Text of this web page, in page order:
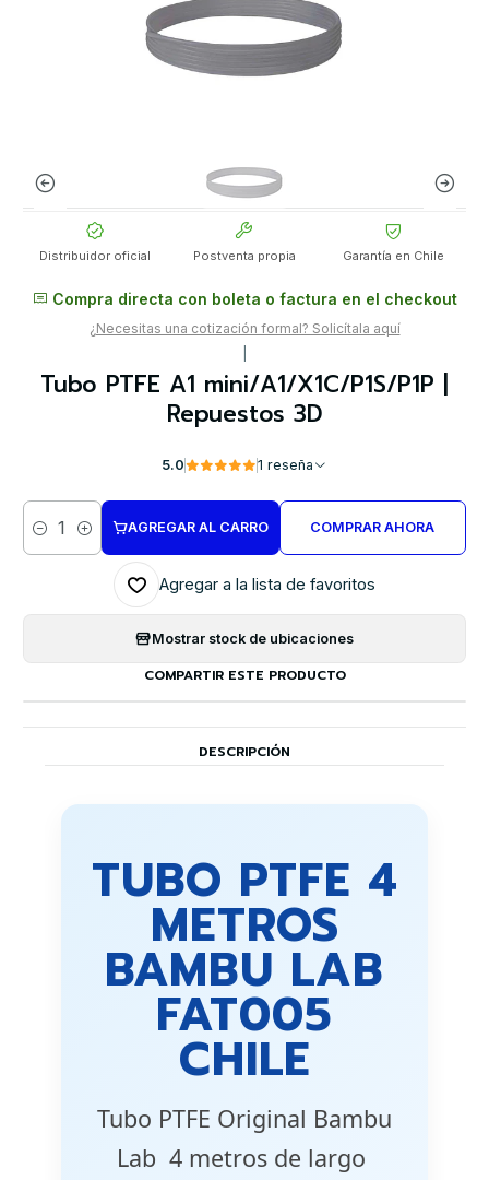
Distribuidor oficial Postventa propia Garantía en Chile
Compra directa con boleta o factura en el checkout
¿Necesitas una cotización formal? Solicítala aquí
Tubo PTFE A1 mini/A1/X1C/P1S/P1P |
Repuestos 3D
5.0 1 reseña
Cantidad
AGREGAR AL CARRO COMPRAR AHORA
Agregar a la lista de favoritos
Mostrar stock de ubicaciones
COMPARTIR ESTE PRODUCTO
DESCRIPCIÓN
TUBO PTFE 4
METROS
BAMBU LAB
FAT005
CHILE
Tubo PTFE Original Bambu
Lab  4 metros de largo 